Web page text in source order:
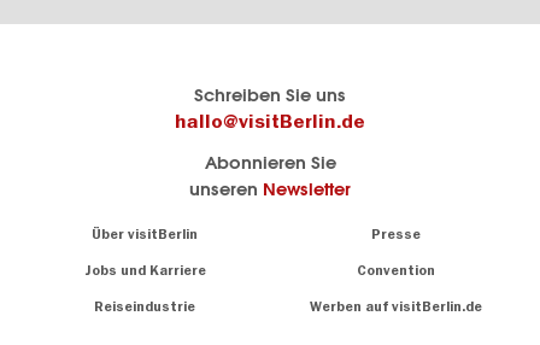
Schreiben Sie uns
hallo@visitBerlin.de
Abonnieren Sie
unseren Newsletter
Über visitBerlin Presse
Jobs und Karriere Convention
Reiseindustrie Werben auf visitBerlin.de
sind
für Sie da.
Insidertipps